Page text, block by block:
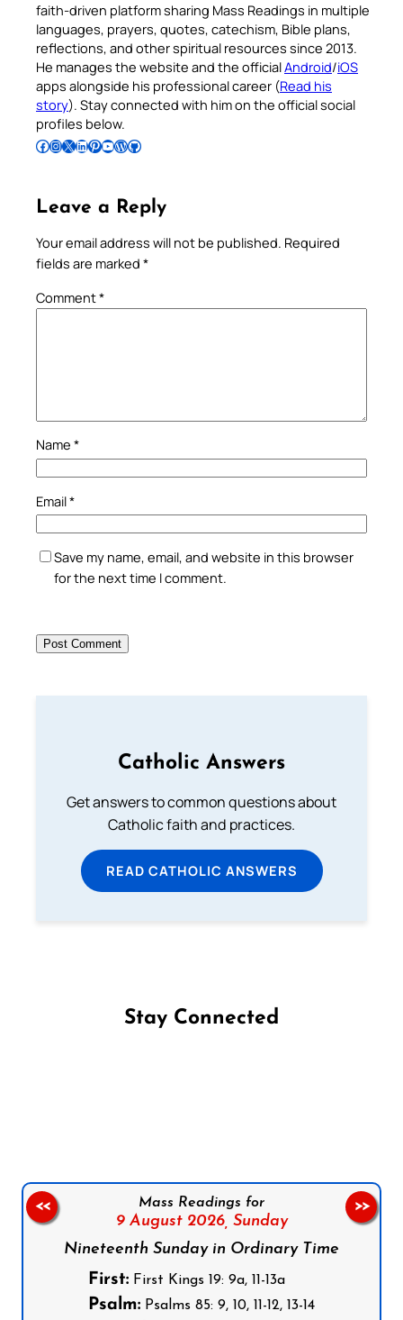
faith-driven platform sharing Mass Readings in multiple
languages, prayers, quotes, catechism, Bible plans,
reflections, and other spiritual resources since 2013.
He manages the website and the officialAndroid/iOS
apps alongside his professional career (Read his
story). Stay connected with him on the official social
profiles below.
Follow Pradeep on Facebook Follow Pradeep on InstagramFollow Pradeep on X Follow Pradeep on LinkedIn Follow Pradeep on Pinterest Subscribe to Pradeep’s Youtube Channel Follow Pradeep on WordPress Follow Pradeep on GitHub
Leave a Reply
Your email address will not be published. Required
fields are marked *
Comment*
Name *
Email*
Save my name, email, and website in this browser
for the next time I comment.
Catholic Answers
Get answers to common questions about
Catholic faith and practices.
READ CATHOLIC ANSWERS
Stay Connected
Mass Readings for
9 August 2026, Sunday
Nineteenth Sunday in Ordinary Time
First: First Kings 19: 9a, 11-13a
Psalm: Psalms 85: 9, 10, 11-12, 13-14
<< >>